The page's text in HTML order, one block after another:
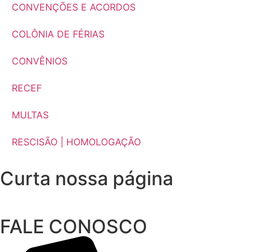
CONVENÇÕES E ACORDOS
COLÔNIA DE FÉRIAS
CONVÊNIOS
RECEF
MULTAS
RESCISÃO | HOMOLOGAÇÃO
Curta nossa página
FALE CONOSCO